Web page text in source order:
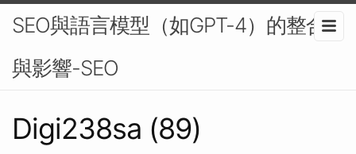
SEO與語言模型（如GPT-4）的整合
與影響-SEO
Digi238sa (89)